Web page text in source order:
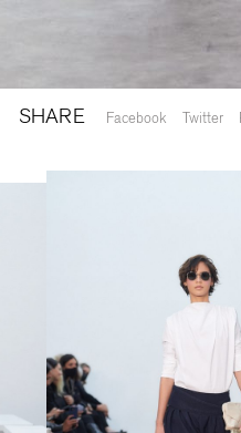
SHARE Facebook Twitter